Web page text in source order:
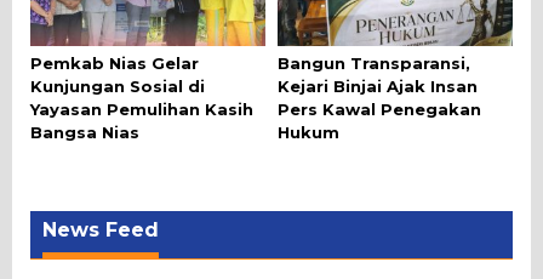
Pemkab Nias Gelar
Kunjungan Sosial di
Yayasan Pemulihan Kasih
Bangsa Nias
Bangun Transparansi,
Kejari Binjai Ajak Insan
Pers Kawal Penegakan
Hukum
News Feed